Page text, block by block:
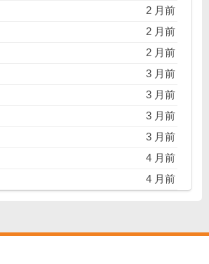
2 月前
2 月前
2 月前
3 月前
3 月前
3 月前
3 月前
4 月前
4 月前